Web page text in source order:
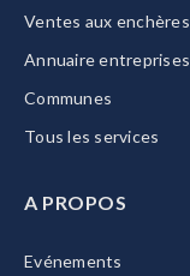
Ventes aux enchères
Annuaire entreprises
Communes
Tous les services
A PROPOS
Evénements